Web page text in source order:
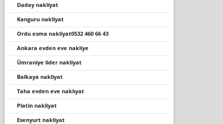
daday nakli̇yat
kanguru nakliyat
ordu esma nakli̇yat0532 460 66 43
ankara evden eve nakliye
ümraniye lider nakliyat
balkaya nakli̇yat
taha evden eve naklıyat
platin nakliyat
esenyurt nakliyat